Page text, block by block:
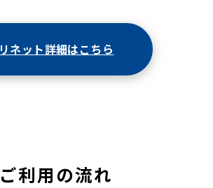
リネット詳細はこちら
ご利用の流れ